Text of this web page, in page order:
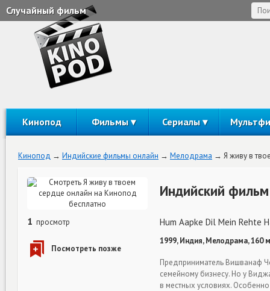
Случайный фильм
Кинопод Фильмы Сериалы
Кинопод Индийские фильмы онлайн Мелодрама Я живу в
1 просмотр
Индийский
Hum Aapke Dil Mein Rehte
1999, Индия, Мелодрама, 160
Предприниматель Вишванаф
семейному бизнесу. Но у
в местных условиях.